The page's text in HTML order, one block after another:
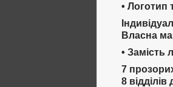
• Логотип
Власна
• Замість
7
8